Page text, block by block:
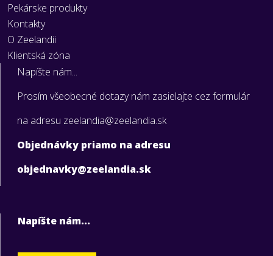
Pekárske produkty
Kontakty
O Zeelandii
Klientská zóna
Napíšte nám...
Prosím všeobecné dotazy nám zasielajte cez formulár
na adresu zeelandia@zeelandia.sk
Objednávky priamo na adresu
objednavky@zeelandia.sk
Napíšte nám...